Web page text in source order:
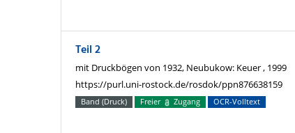
Teil 2
mit Druckbögen von 1932, Neubukow: Keuer , 1999
https://purl.uni-rostock.de/rosdok/ppn876638159
Band (Druck) Freier Zugang OCR-Volltext